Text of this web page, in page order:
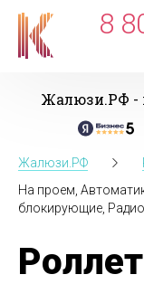
8
Жалюзи.РФ -
Жалюзи.РФ
На проем,
блокирующие,